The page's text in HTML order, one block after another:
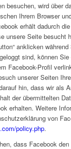
besuchen, wird über
Ihrem Browser
erhält dadurch
unsere Seite besucht
anklicken
sind, können
Facebook-Profil
unserer Seiten
hin, dass wir als
der übermittelten
erhalten. Weitere
von
policy.php.
dass Facebook